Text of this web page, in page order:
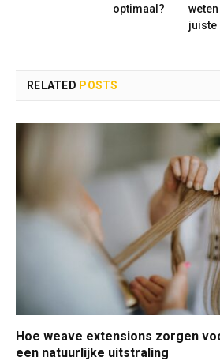
optimaal?
juiste
RELATED POSTS
Hoe weave extensions zorgen
een natuurlijke uitstraling